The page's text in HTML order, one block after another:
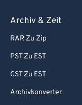
Archiv & Zeit
RAR Zu Zip
PST Zu EST
CST Zu EST
Archivkonverter